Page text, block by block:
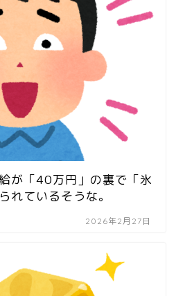
が「40万円」の裏で「氷
れているそうな。
2026年2月27日